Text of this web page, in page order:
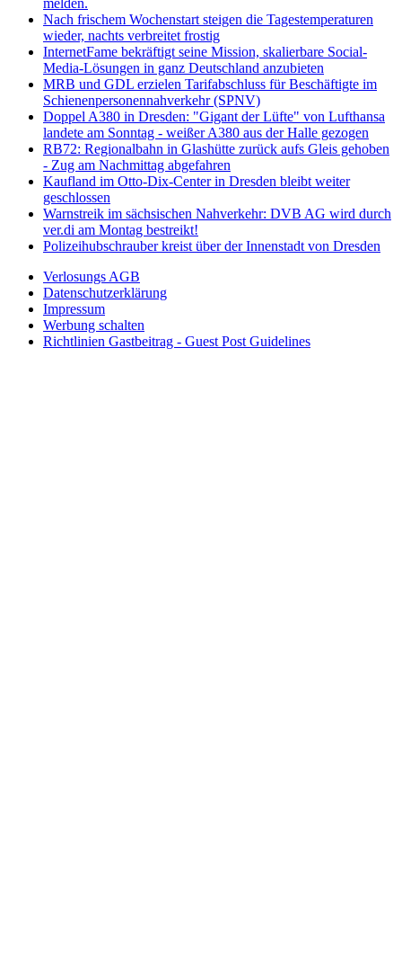
Nach frischem Wochenstart steigen die Tagestemperaturen
wieder, nachts verbreitet frostig
InternetFame bekräftigt seine Mission, skalierbare Social-
Media-Lösungen in ganz Deutschland anzubieten
MRB und GDL erzielen Tarifabschluss für Beschäftigte im
Schienenpersonennahverkehr (SPNV)
Doppel A380 in Dresden: "Gigant der Lüfte" von Lufthansa
landete am Sonntag - weißer A380 aus der Halle gezogen
RB72: Regionalbahn in Glashütte zurück aufs Gleis gehoben
- Zug am Nachmittag abgefahren
Kaufland im Otto-Dix-Center in Dresden bleibt weiter
geschlossen
Warnstreik im sächsischen Nahverkehr: DVB AG wird durch
ver.di am Montag bestreikt!
Polizeihubschrauber kreist über der Innenstadt von Dresden
Verlosungs AGB
Datenschutzerklärung
Impressum
Werbung schalten
Richtlinien Gastbeitrag - Guest Post Guidelines